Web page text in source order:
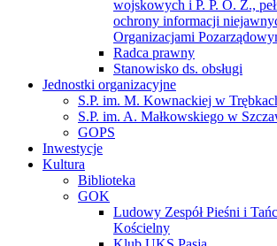
wojskowych i P. P. O. Ż.,
ochrony informacji
Organizacjami
Radca prawny
Stanowisko ds. obsługi
Jednostki organizacyjne
S.P. im. M. Kownackiej w
S.P. im. A. Małkowskiego w
GOPS
Inwestycje
Kultura
Biblioteka
GOK
Ludowy Zespół Pieśni i
Kościelny